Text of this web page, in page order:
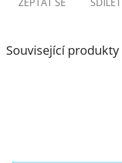
Související produkty